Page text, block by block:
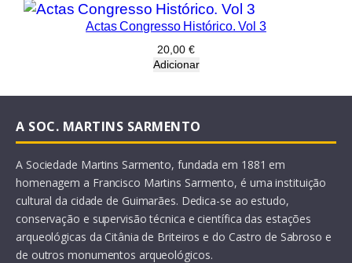
Actas Congresso Histórico. Vol 3
20,00 €
Adicionar
A SOC. MARTINS SARMENTO
A Sociedade Martins Sarmento, fundada em 1881 em
homenagem a Francisco Martins Sarmento, é uma instituição
cultural da cidade de Guimarães. Dedica-se ao estudo,
conservação e supervisão técnica e científica das estações
arqueológicas da Citânia de Briteiros e do Castro de Sabroso e
de outros monumentos arqueológicos.